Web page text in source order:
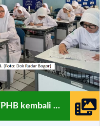
Ratusan pelajar SMA Plus YPHB kembali melakukan test TOEFL